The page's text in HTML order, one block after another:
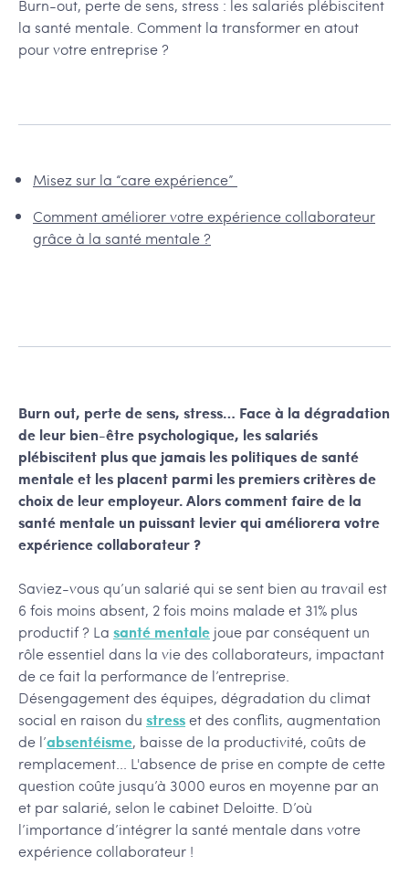
Burn-out, perte de sens, stress : les salariés plébiscitent
la santé mentale. Comment la transformer en atout
pour votre entreprise ?
Misez sur la “care expérience”
Comment améliorer votre expérience collaborateur
grâce à la santé mentale ?
Burn out, perte de sens, stress… Face à la dégradation
de leur bien-être psychologique, les salariés
plébiscitent plus que jamais les politiques de santé
mentale et les placent parmi les premiers critères de
choix de leur employeur. Alors comment faire de la
santé mentale un puissant levier qui améliorera votre
expérience collaborateur ?
Saviez-vous qu’un salarié qui se sent bien au travail est
6 fois moins absent, 2 fois moins malade et 31% plus
productif ? La santé mentale joue par conséquent un
rôle essentiel dans la vie des collaborateurs, impactant
de ce fait la performance de l’entreprise.
Désengagement des équipes, dégradation du climat
social en raison du stresset des conflits, augmentation
de l’absentéisme, baisse de la productivité, coûts de
remplacement... L'absence de prise en compte de cette
question coûte jusqu’à 3000 euros en moyenne par an
et par salarié, selon le cabinet Deloitte. D’où
l’importance d’intégrer la santé mentale dans votre
expérience collaborateur !